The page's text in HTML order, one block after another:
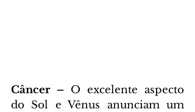
Câncer – O excelente aspecto
do Sol e Vênus anunciam um